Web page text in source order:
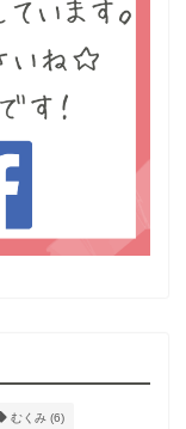
むくみ (6)